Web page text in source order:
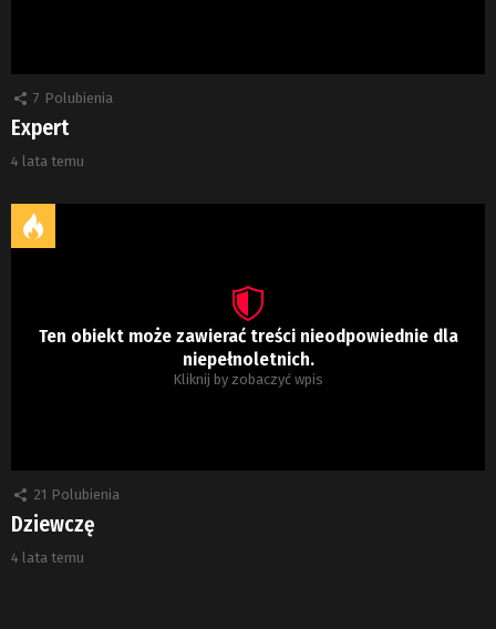
7 Polubienia
Expert
4 lata temu
Ten obiekt może zawierać treści nieodpowiednie dla
niepełnoletnich.
Kliknij by zobaczyć wpis
21 Polubienia
Dziewczę
4 lata temu